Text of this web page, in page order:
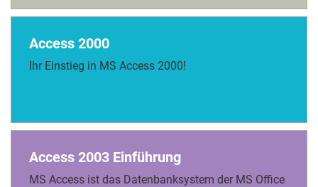
Access 2000
Ihr Einstieg in MS Access 2000!
Access 2003 Einführung
MS Access ist das Datenbanksystem der MS Office